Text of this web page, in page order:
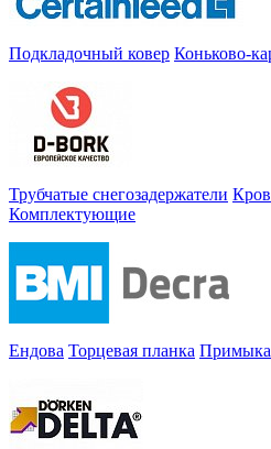
Подкладочный ковер Коньково-
Трубчатые снегозадержатели
Комплектующие
Ендова Торцевая планка